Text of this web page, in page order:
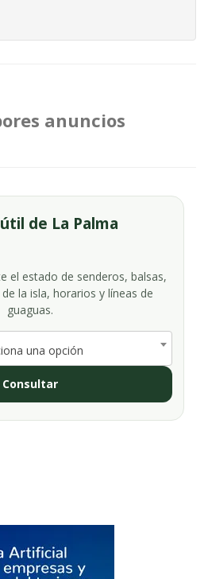
anuncios
de La Palma
el estado de senderos, balsas,
la isla, horarios y líneas de
guaguas.
una opción
Consultar